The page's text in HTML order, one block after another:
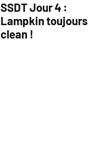
SSDT Jour 4 :
Lampkin toujours
clean !